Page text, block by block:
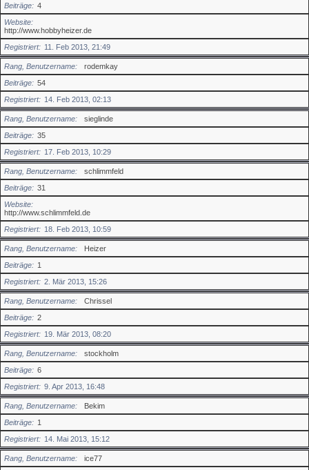
Beiträge
4
Website
http://www.hobbyheizer.de
Registriert
11. Feb 2013, 21:49
Rang, Benutzername
rodemkay
Beiträge
54
Registriert
14. Feb 2013, 02:13
Rang, Benutzername
sieglinde
Beiträge
35
Registriert
17. Feb 2013, 10:29
Rang, Benutzername
schlimmfeld
Beiträge
31
Website
http://www.schlimmfeld.de
Registriert
18. Feb 2013, 10:59
Rang, Benutzername
Heizer
Beiträge
1
Registriert
2. Mär 2013, 15:26
Rang, Benutzername
Chrissel
Beiträge
2
Registriert
19. Mär 2013, 08:20
Rang, Benutzername
stockholm
Beiträge
6
Registriert
9. Apr 2013, 16:48
Rang, Benutzername
Bekim
Beiträge
1
Registriert
14. Mai 2013, 15:12
Rang, Benutzername
ice77